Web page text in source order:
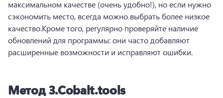
максимальном качестве (очень удобно!), но если нужно
сэкономить место, всегда можно выбрать более низкое
качество.Кроме того, регулярно проверяйте наличие
обновлений для программы: они часто добавляют
расширенные возможности и исправляют ошибки.
Метод 3.Cobalt.tools